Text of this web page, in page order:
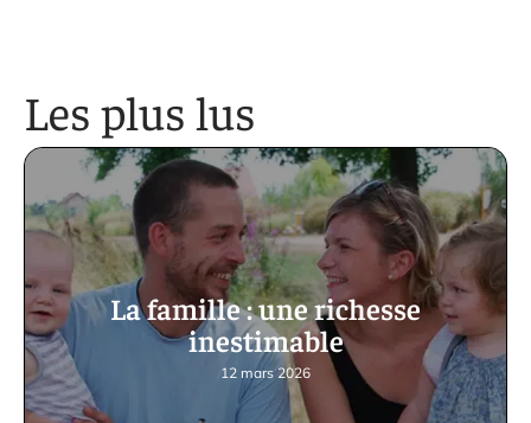
Les plus lus
La famille : une richesse
inestimable
12 mars 2026